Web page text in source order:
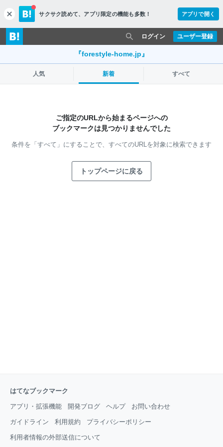
c
l
o
s
サクサク読めて、 アプリ限定の機能も多数！ アプリで開く
ユーザー登録
ログイン
『forestyle-home.jp』
人気 新着 すべて
ご指定のURLから始まるページへの
ブックマークは見つかりませんでした
条件を「すべて」にすることで、 すべてのURLを対象に検索できます
トップページに戻る
はてなブックマーク
アプリ・拡張機能 開発ブログ ヘルプ お問い合わせ
ガイドライン 利用規約 プライバシーポリシー
利用者情報の外部送信について